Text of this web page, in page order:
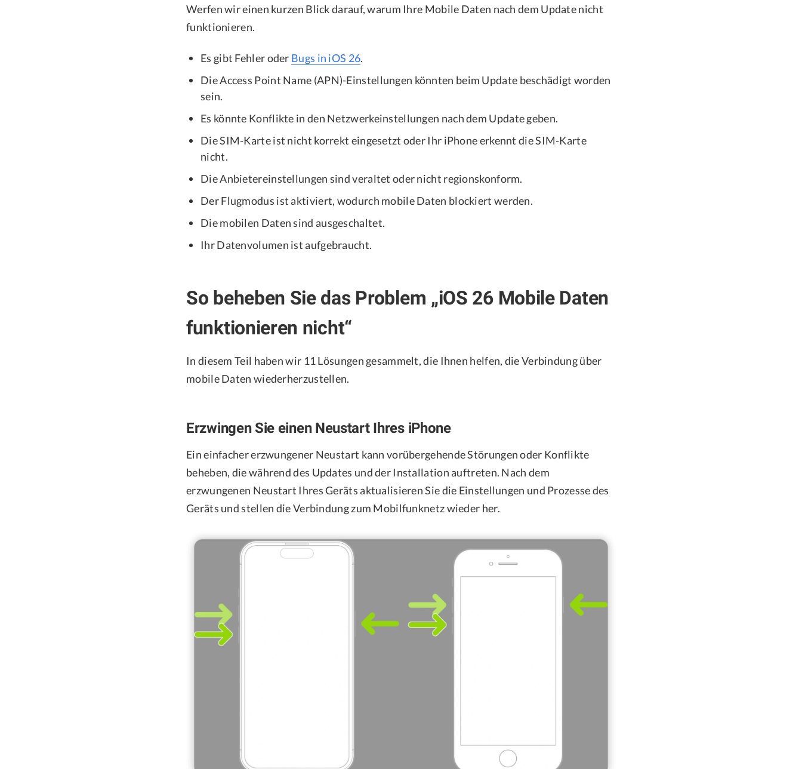
Werfen wir einen kurzen Blick darauf, warum Ihre Mobile Daten nach dem Update nicht
funktionieren.
Es gibt Fehler oder Bugs in iOS 26.
Die Access Point Name (APN)-Einstellungen könnten beim Update beschädigt worden
sein.
Es könnte Konflikte in den Netzwerkeinstellungen nach dem Update geben.
Die SIM-Karte ist nicht korrekt eingesetzt oder Ihr iPhone erkennt die SIM-Karte
nicht.
Die Anbietereinstellungen sind veraltet oder nicht regionskonform.
Der Flugmodus ist aktiviert, wodurch mobile Daten blockiert werden.
Die mobilen Daten sind ausgeschaltet.
Ihr Datenvolumen ist aufgebraucht.
So beheben Sie das Problem „iOS 26 Mobile Daten
funktionieren nicht“
In diesem Teil haben wir 11 Lösungen gesammelt, die Ihnen helfen, die Verbindung über
mobile Daten wiederherzustellen.
Erzwingen Sie einen Neustart Ihres iPhone
Ein einfacher erzwungener Neustart kann vorübergehende Störungen oder Konflikte
beheben, die während des Updates und der Installation auftreten. Nach dem
erzwungenen Neustart Ihres Geräts aktualisieren Sie die Einstellungen und Prozesse des
Geräts und stellen die Verbindung zum Mobilfunknetz wieder her.